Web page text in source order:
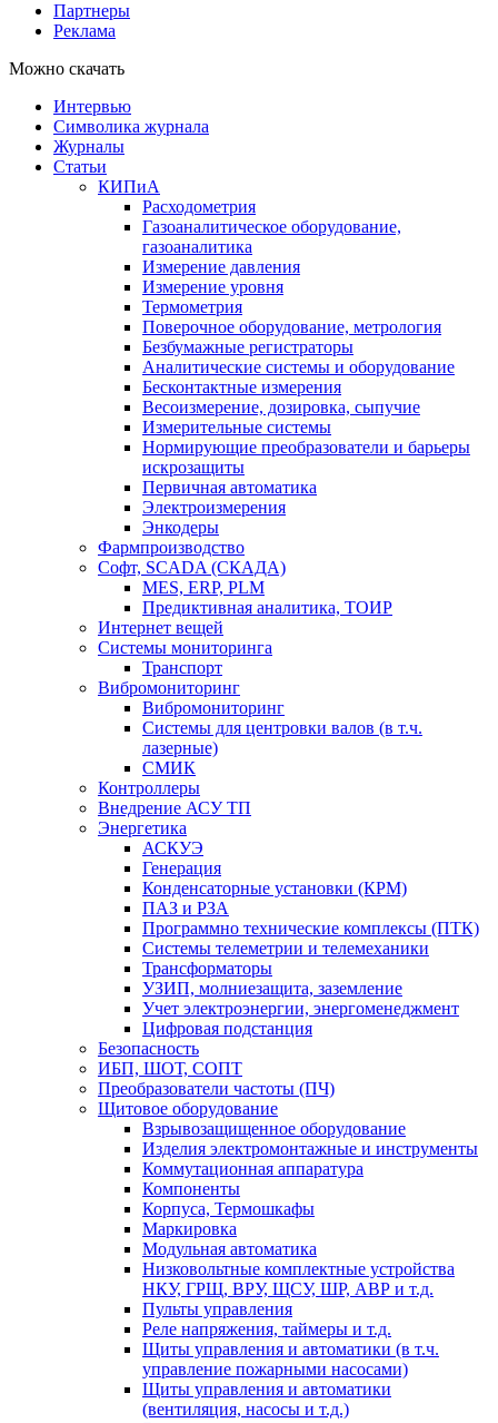
Партнеры
Реклама
Можно скачать
Интервью
Символика журнала
Журналы
Статьи
КИПиА
Расходометрия
Газоаналитическое оборудование,
газоаналитика
Измерение давления
Измерение уровня
Термометрия
Поверочное оборудование, метрология
Безбумажные регистраторы
Аналитические системы и оборудование
Бесконтактные измерения
Весоизмерение, дозировка, сыпучие
Измерительные системы
Нормирующие преобразователи и барьеры
искрозащиты
Первичная автоматика
Электроизмерения
Энкодеры
Фармпроизводство
Софт, SCADA (СКАДА)
MES, ERP, PLM
Предиктивная аналитика, ТОИР
Интернет вещей
Системы мониторинга
Транспорт
Вибромониторинг
Вибромониторинг
Системы для центровки валов (в т.ч.
лазерные)
СМИК
Контроллеры
Внедрение АСУ ТП
Энергетика
АСКУЭ
Генерация
Конденсаторные установки (КРМ)
ПАЗ и РЗА
Программно технические комплексы (ПТК)
Системы телеметрии и телемеханики
Трансформаторы
УЗИП, молниезащита, заземление
Учет электроэнергии, энергоменеджмент
Цифровая подстанция
Безопасность
ИБП, ШОТ, СОПТ
Преобразователи частоты (ПЧ)
Щитовое оборудование
Взрывозащищенное оборудование
Изделия электромонтажные и инструменты
Коммутационная аппаратура
Компоненты
Корпуса, Термошкафы
Маркировка
Модульная автоматика
Низковольтные комплектные устройства
НКУ, ГРЩ, ВРУ, ЩСУ, ШР, АВР и т.д.
Пульты управления
Реле напряжения, таймеры и т.д.
Щиты управления и автоматики (в т.ч.
управление пожарными насосами)
Щиты управления и автоматики
(вентиляция, насосы и т.д.)